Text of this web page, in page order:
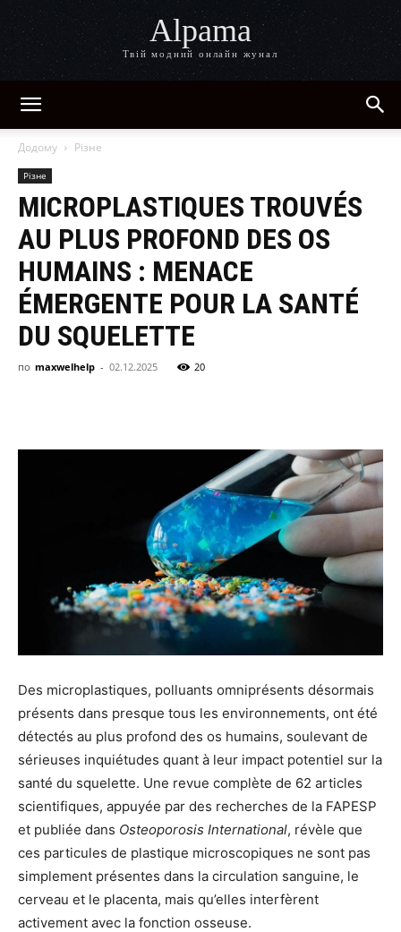
Alpama
Твій модний онлайн жунал
Додому Різне
Різне
MICROPLASTIQUES TROUVÉS
AU PLUS PROFOND DES OS
HUMAINS : MENACE
ÉMERGENTE POUR LA SANTÉ
DU SQUELETTE
по maxwelhelp - 02.12.2025 20
Des microplastiques, polluants omniprésents désormais
présents dans presque tous les environnements, ont été
détectés au plus profond des os humains, soulevant de
sérieuses inquiétudes quant à leur impact potentiel sur la
santé du squelette. Une revue complète de 62 articles
scientifiques, appuyée par des recherches de la FAPESP
et publiée dans Osteoporosis International, révèle que
ces particules de plastique microscopiques ne sont pas
simplement présentes dans la circulation sanguine, le
cerveau et le placenta, mais qu’elles interfèrent
activement avec la fonction osseuse.